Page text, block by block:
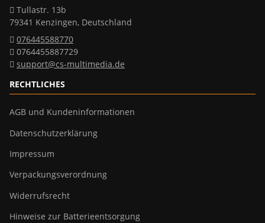
Tullastr. 13b
79341 Kenzingen, Deutschland
076445588770
0764455887729
support@cs-multimedia.de
RECHTLICHES
AGB und Kundeninformationen
Datenschutzerklärung
Impressum
Verpackungsverordnung
Widerrufsrecht
Hinweise zur Batterieentsorgung